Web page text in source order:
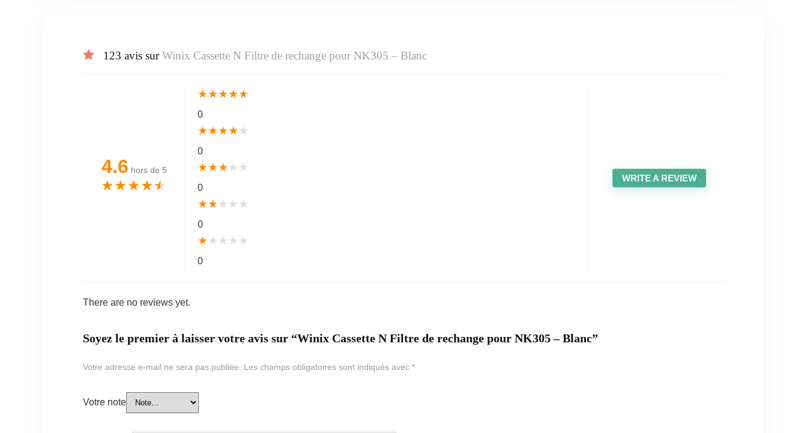
123 avis surWinix Cassette N Filtre de rechange pour NK305 – Blanc
4.6 hors de 5
★★★★★
★★★★★
0
★★★★★
0
★★★★ ★
0
★★★ ★ ★
0
★★ ★ ★ ★
0
WRITE A REVIEW
There are no reviews yet.
Soyez le premier à laisser votre avis sur “Winix Cassette N Filtre de rechange pour NK305 – Blanc”
Votre adresse e-mail ne sera pas publiée. Les champs obligatoires sont indiqués avec *
Votre note